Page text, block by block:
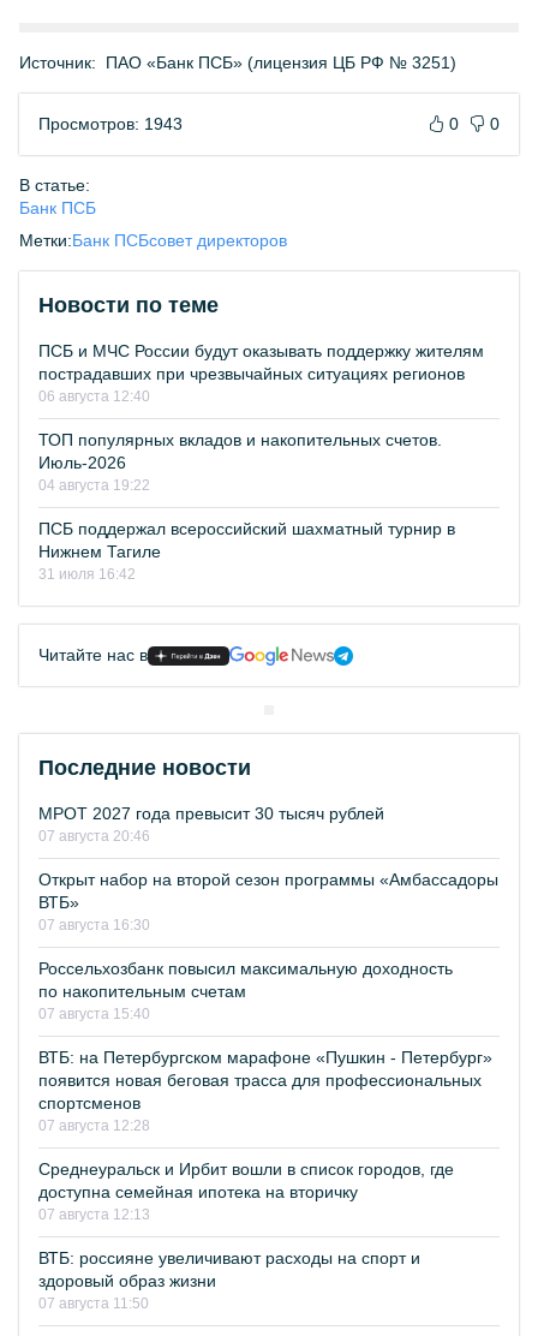
Источник: ПАО «Банк ПСБ» (лицензия ЦБ РФ № 3251)
Просмотров: 1943 0 0
В статье:
Банк ПСБ
Метки:Банк ПСБсовет директоров
Новости по теме
ПСБ и МЧС России будут оказывать поддержку жителям
пострадавших при чрезвычайных ситуациях регионов
06 августа 12:40
ТОП популярных вкладов и накопительных счетов.
Июль-2026
04 августа 19:22
ПСБ поддержал всероссийский шахматный турнир в
Нижнем Тагиле
31 июля 16:42
Читайте нас в
Последние новости
МРОТ 2027 года превысит 30 тысяч рублей
07 августа 20:46
Открыт набор на второй сезон программы «Амбассадоры
ВТБ»
07 августа 16:30
Россельхозбанк повысил максимальную доходность
по накопительным счетам
07 августа 15:40
ВТБ: на Петербургском марафоне «Пушкин - Петербург»
появится новая беговая трасса для профессиональных
спортсменов
07 августа 12:28
Среднеуральск и Ирбит вошли в список городов, где
доступна семейная ипотека на вторичку
07 августа 12:13
ВТБ: россияне увеличивают расходы на спорт и
здоровый образ жизни
07 августа 11:50